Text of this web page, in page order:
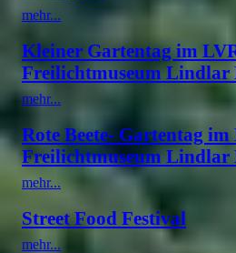
mehr...
Kleiner Gartentag im
Freilichtmuseum
mehr...
Rote Beete- Gartentag
Freilichtmuseum
mehr...
Street Food Festival
mehr...